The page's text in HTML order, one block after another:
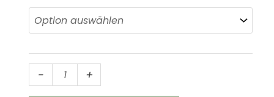
-
To
go
+